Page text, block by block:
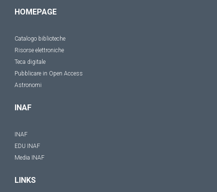
HOMEPAGE
Catalogo biblioteche
Risorse elettroniche
Teca digitale
Pubblicare in Open Access
Astronomi
INAF
INAF
EDU INAF
Media INAF
LINKS